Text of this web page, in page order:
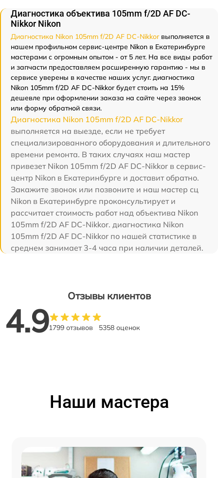
Диагностика объектива 105mm f/2D AF DC-
Nikkor Nikon
Диагностика Nikon 105mm f/2D AF DC-Nikkorвыполняется в
нашем профильном сервис-центре Nikon в Екатеринбурге
мастерами с огромным опытом - от 5 лет. На все виды работ
и запчасти предоставляем расширенную гарантию - мы в
сервисе уверены в качестве наших услуг. диагностика
Nikon 105mm f/2D AF DC-Nikkor будет стоить на 15%
дешевле при оформлении заказа на сайте через звонок
или форму обратной связи.
Диагностика Nikon 105mm f/2D AF DC-Nikkor
выполняется на выезде, если не требует
специализированного оборудования и длительного
времени ремонта. В таких случаях наш мастер
привезет Nikon 105mm f/2D AF DC-Nikkor в сервис-
центр Nikon в Екатеринбурге и доставит обратно.
Закажите звонок или позвоните и наш мастер сц
Nikon в Екатеринбурге проконсультирует и
рассчитает стоимость работ над объектива Nikon
105mm f/2D AF DC-Nikkor. диагностика Nikon
105mm f/2D AF DC-Nikkor по нашей статистике в
среднем занимает 3-4 часа при наличии деталей.
Отзывы клиентов
4.91799 отзывов 5358 оценок
Наши мастера